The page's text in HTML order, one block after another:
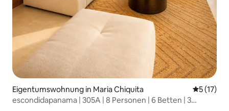
Eigentumswohnung in Maria Chiquita
5 (17)
escondidapanama | 305A | 8 Personen | 6 Betten | 3